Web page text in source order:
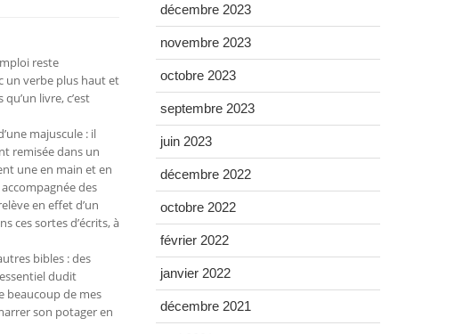
reste
un verbe plus haut et
livre, c’est
majuscule : il
remisée dans un
une en main et en
des
en effet d’un
ces sortes d’écrits, à
bibles : des
dudit
beaucoup de mes
son potager en
décembre 2023
novembre 2023
octobre 2023
septembre 2023
juin 2023
décembre 2022
octobre 2022
février 2022
janvier 2022
décembre 2021